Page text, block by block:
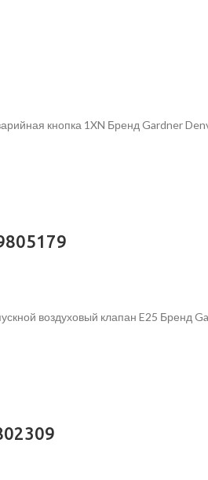
кнопка 1XN Бренд Gardner
воздуховый клапан E25 Бренд